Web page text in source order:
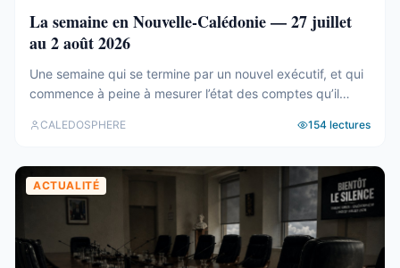
La semaine en Nouvelle-Calédonie — 27 juillet
au 2 août 2026
Une semaine qui se termine par un nouvel exécutif, et qui
commence à peine à mesurer l’état des comptes qu’il
gouvernement, et des comptes qui coincent C’est fait. Le
gouvernement ont été élus au Congrès (abonnés), ...
CALEDOSPHERE 154 lectures
ACTUALITÉ